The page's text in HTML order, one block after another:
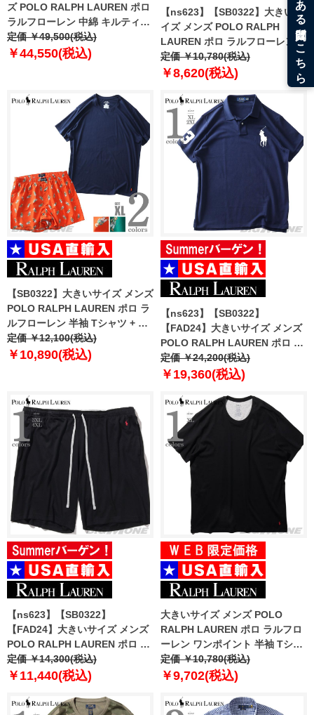
ズ POLO RALPH LAUREN ポロ
ラルフローレン 中綿 キルティン
グ ベスト USA直輸入
710949962-002
定価 ￥49,500(税込)
￥44,550(税込)
【ns623】【SB0322】大きいサ
イズ メンズ POLO RALPH
LAUREN ポロ ラルフローレン
ロゴ刺繍 半袖 Tシャツ USA直輸
入 p051rl
定価 ￥10,780(税込)
￥8,620(税込)
【SB0322】大きいサイズ メンズ
POLO RALPH LAUREN ポロ ラ
ルフローレン 半袖 Tシャツ + シ
ョートパンツ 上下セット USA直
輸入 pkbef2
定価 ￥12,100(税込)
￥10,890(税込)
【ns623】【SB0322】
【FAD24】大きいサイズ メンズ
POLO RALPH LAUREN ポロ ラ
ルフローレン ビッグロゴ刺繍 鹿
の子 半袖 ポロシャツ USA直輸入
定価 ￥24,200(税込)
￥19,360(税込)
【ns623】【SB0322】
【FAD24】大きいサイズ メンズ
POLO RALPH LAUREN ポロ ラ
ルフローレン ショートパンツ ハ
ーフパンツ ショーツ USA直輸入
定価 ￥14,300(税込)
￥11,440(税込)
大きいサイズ メンズ POLO
RALPH LAUREN ポロ ラルフロ
ーレン ワンポイント 半袖 Tシャ
ツ USA直輸入 po51rl
定価 ￥10,780(税込)
￥9,702(税込)